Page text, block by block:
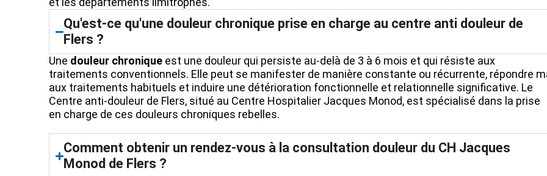
Qu'est-ce qu'une douleur chronique prise en charge au centre anti douleur de
Flers ?
Une douleur chronique est une douleur qui persiste au-delà de 3 à 6 mois et qui résiste aux
traitements conventionnels. Elle peut se manifester de manière constante ou récurrente, répondre
aux traitements habituels et induire une détérioration fonctionnelle et relationnelle significative. Le
Centre anti-douleur de Flers, situé au Centre Hospitalier Jacques Monod, est spécialisé dans la prise
en charge de ces douleurs chroniques rebelles.
Comment obtenir un rendez-vous à la consultation douleur du CH Jacques
Monod de Flers ?